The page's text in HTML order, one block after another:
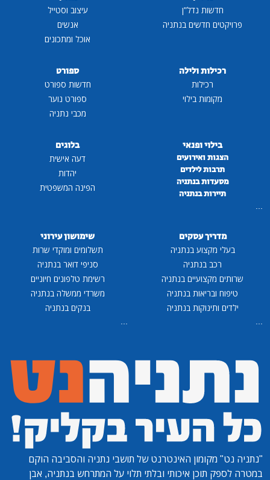
חדשות נדל"ן
פרויקטים חדשים בנתניה
עיצוב וסטייל
אנשים
אוכל ומתכונים
רכילות ולילה
רכילות
מקומות בילוי
ספורט
חדשות ספורט
ספורט נוער
מכבי נתניה
בילוי ופנאי
הצגות ואירועים
תרבות לילדים
מסעדות בנתניה
תיירות בנתניה
...
בלוגים
דעה אישית
יהדות
הפינה המשפטית
מדריך עסקים
בעלי מקצוע בנתניה
רכב בנתניה
שרותים מקצועיים בנתניה
טיפוח ובריאות בנתניה
ילדים ותינוקות בנתניה
...
שימושון עירוני
תשלומים ומוקדי שרות
סניפי דואר בנתניה
רשימת טלפונים חיוניים
משרדי ממשלה בנתניה
בנקים בנתניה
...
"נתניה נט" מקומון האינטרנט של תושבי נתניה והסביבה הוקם
במטרה לספק תוכן איכותי ובלתי תלוי על המתרחש בנתניה, אבן